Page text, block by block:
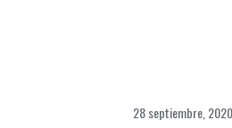
28 septiembre, 2020